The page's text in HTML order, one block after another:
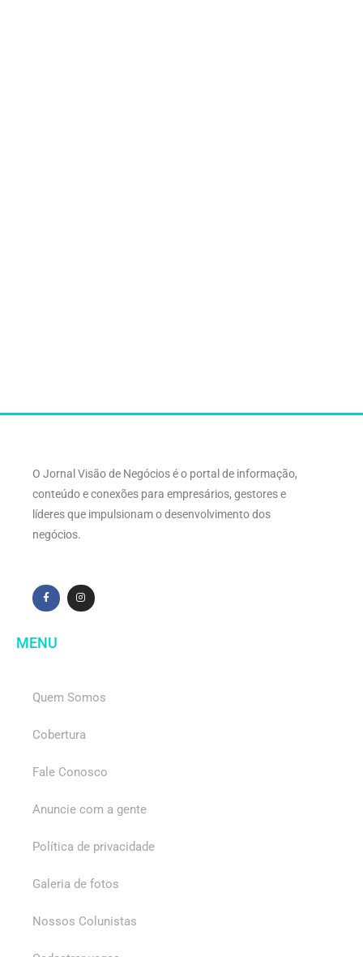
O Jornal Visão de Negócios é o portal de informação,
conteúdo e conexões para empresários, gestores e
líderes que impulsionam o desenvolvimento dos
negócios.
MENU
Quem Somos
Cobertura
Fale Conosco
Anuncie com a gente
Política de privacidade
Galeria de fotos
Nossos Colunistas